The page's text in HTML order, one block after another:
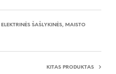
ELEKTRINĖS ŠAŠLYKINĖS, MAISTO
KITAS PRODUKTAS